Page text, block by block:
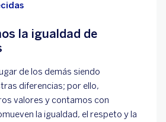
la igualdad de
de los demás siendo
diferencias; por ello,
valores y contamos con
la igualdad, el respeto y la